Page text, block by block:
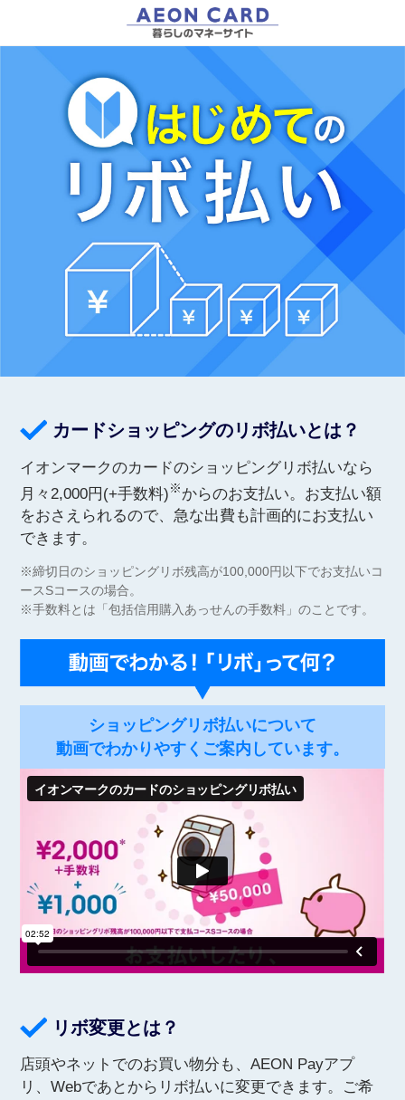
カードショッピングのリボ払いとは？
イオンマークのカードのショッピングリボ払いなら
月々2,000円(+手数料)※からのお支払い。お支払い額
をおさえられるので、急な出費も計画的にお支払い
できます。
※締切日のショッピングリボ残高が100,000円以下でお支払いコ
ースSコースの場合。
※手数料とは「包括信用購入あっせんの手数料」のことです。
ショッピングリボ払いについて
動画でわかりやすくご案内しています。
リボ変更とは？
店頭やネットでのお買い物分も、AEON Payアプ
リ、Webであとからリボ払いに変更できます。ご希